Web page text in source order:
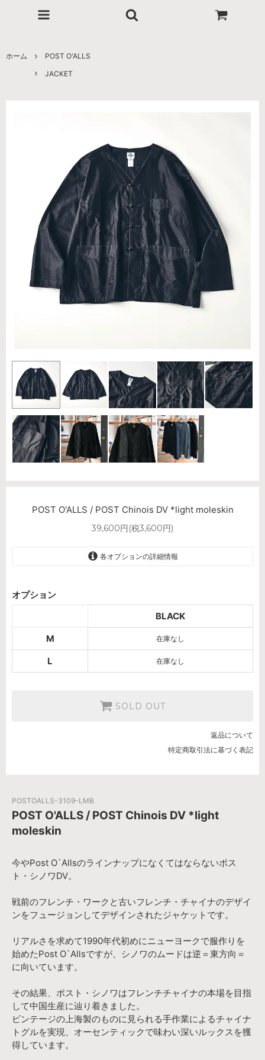
ホーム
POST O'ALLS
JACKET
POST O'ALLS / POST Chinois DV *light moleskin
39,600円(税3,600円)
各オプションの詳細情報
BLACK
オプション
BLACK
M
在庫なし
L 在庫なし
SOLD OUT
返品について
特定商取引法に基づく表記
POSTOALLS-3109-LMB
POST O'ALLS / POST Chinois DV *light
moleskin
今やPost O`Allsのラインナップになくてはならないポス
ト・シノワDV。
戦前のフレンチ・ワークと古いフレンチ・チャイナのデザイ
ンをフュージョンしてデザインされたジャケットです。
リアルさを求めて1990年代初めにニューヨークで服作りを
始めたPost O`Allsですが、シノワのムードは逆＝東方向＝
に向いています。
その結果、ポスト・シノワはフレンチチャイナの本場を目指
して中国生産に辿り着きました。
ビンテージの上海製のものに見られる手作業によるチャイナ
トグルを実現、オーセンティックで味わい深いルックスを獲
得しています。